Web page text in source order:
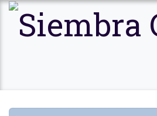
Ir al contenido